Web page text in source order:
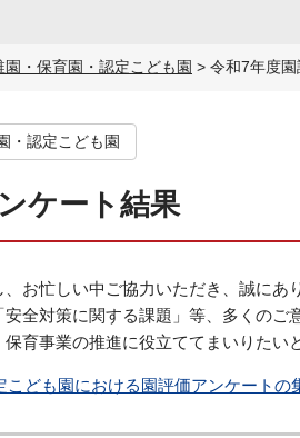
園・保育園・認定こども園 > 令和7年度
・認定こども園
ケート結果
お忙しい中ご協力いただき、誠にあ
全対策に関する課題」等、多くのご
育事業の推進に役立ててまいりたい
ども園における園評価アンケートの